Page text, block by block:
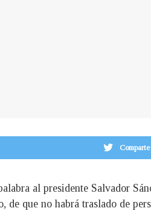
al presidente Salvador
que no habrá traslado de